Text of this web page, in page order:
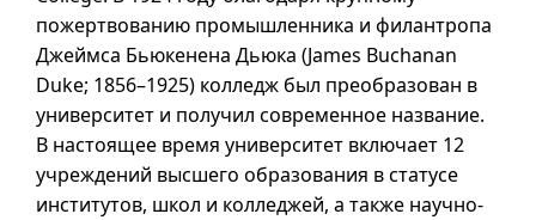
пожертвованию промышленника и филантропа
Джеймса Бьюкенена Дьюка (James Buchanan
Duke; 1856–1925) колледж был преобразован в
университет и получил современное название.
В настоящее время университет включает 12
учреждений высшего образования в статусе
институтов, школ и колледжей, а также научно-